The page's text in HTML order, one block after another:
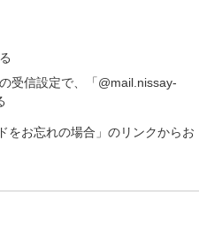
受信設定で、「@mail.nissay-
をお忘れの場合」のリンクからお